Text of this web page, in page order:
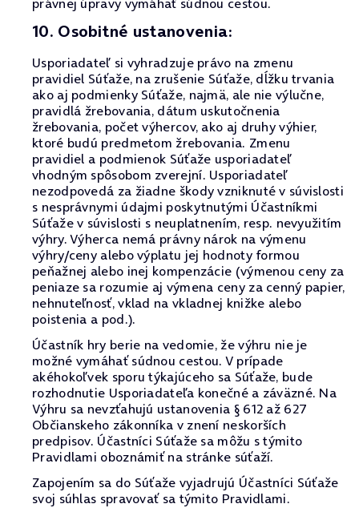
10. Osobitné ustanovenia:
Usporiadateľ si vyhradzuje právo na zmenu
pravidiel Súťaže, na zrušenie Súťaže, dĺžku trvania
ako aj podmienky Súťaže, najmä, ale nie výlučne,
pravidlá žrebovania, dátum uskutočnenia
žrebovania, počet výhercov, ako aj druhy výhier,
ktoré budú predmetom žrebovania. Zmenu
pravidiel a podmienok Súťaže usporiadateľ
vhodným spôsobom zverejní. Usporiadateľ
nezodpovedá za žiadne škody vzniknuté v súvislosti
s nesprávnymi údajmi poskytnutými Účastníkmi
Súťaže v súvislosti s neuplatnením, resp. nevyužitím
výhry. Výherca nemá právny nárok na výmenu
výhry/ceny alebo výplatu jej hodnoty formou
peňažnej alebo inej kompenzácie (výmenou ceny za
peniaze sa rozumie aj výmena ceny za cenný papier,
nehnuteľnosť, vklad na vkladnej knižke alebo
poistenia a pod.).
Účastník hry berie na vedomie, že výhru nie je
možné vymáhať súdnou cestou. V prípade
akéhokoľvek sporu týkajúceho sa Súťaže, bude
rozhodnutie Usporiadateľa konečné a záväzné. Na
Výhru sa nevzťahujú ustanovenia § 612 až 627
Občianskeho zákonníka v znení neskorších
predpisov. Účastníci Súťaže sa môžu s týmito
Pravidlami oboznámiť na stránke súťaží.
Zapojením sa do Súťaže vyjadrujú Účastníci Súťaže
svoj súhlas spravovať sa týmito Pravidlami.